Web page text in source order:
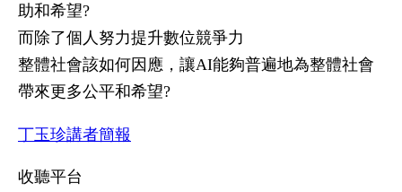
助和希望?
而除了個人努力提升數位競爭力
整體社會該如何因應，讓AI能夠普遍地為整體社會
帶來更多公平和希望?
丁玉珍講者簡報
收聽平台